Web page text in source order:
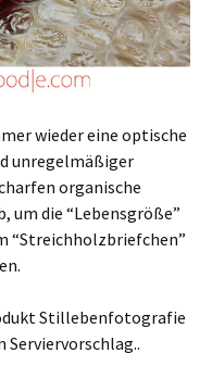
wieder eine optische
unregelmäßiger
organische
um die “Lebensgröße”
“Streichholzbriefchen”
Stillebenfotografie
Serviervorschlag..